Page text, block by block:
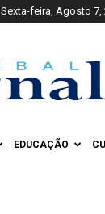
Sexta-feira, Agosto 7,
EDUCAÇÃO